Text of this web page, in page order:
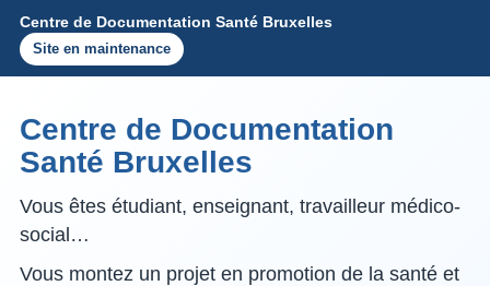
Centre de Documentation Santé Bruxelles
Site en maintenance
Centre de Documentation
Santé Bruxelles
Vous êtes étudiant, enseignant, travailleur médico-
social…
Vous montez un projet en promotion de la santé et